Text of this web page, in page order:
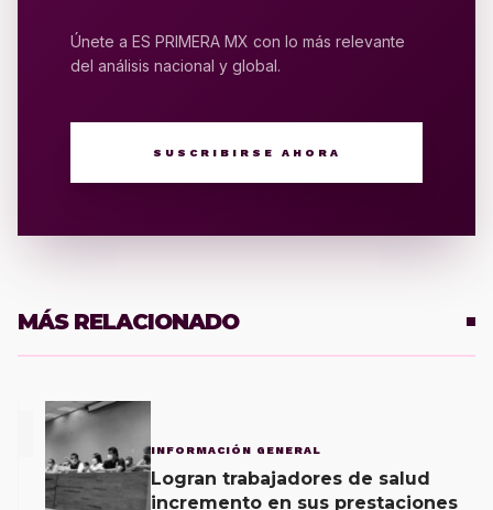
Únete a ES PRIMERA MX con lo más relevante
del análisis nacional y global.
SUSCRIBIRSE AHORA
MÁS RELACIONADO
INFORMACIÓN GENERAL
Logran trabajadores de salud
incremento en sus prestaciones